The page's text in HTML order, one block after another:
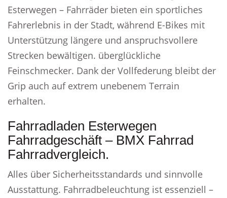
Esterwegen – Fahrräder bieten ein sportliches
Fahrerlebnis in der Stadt, während E-Bikes mit
Unterstützung längere und anspruchsvollere
Strecken bewältigen. überglückliche
Feinschmecker. Dank der Vollfederung bleibt der
Grip auch auf extrem unebenem Terrain
erhalten.
Fahrradladen Esterwegen
Fahrradgeschäft – BMX Fahrrad
Fahrradvergleich.
Alles über Sicherheitsstandards und sinnvolle
Ausstattung. Fahrradbeleuchtung ist essenziell –